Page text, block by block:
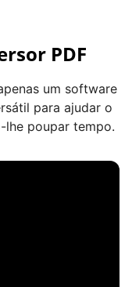
PDF
um software
para ajudar o
lhe poupar tempo.